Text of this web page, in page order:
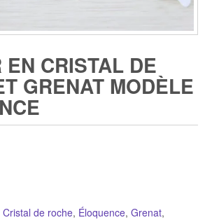
CRISTAL DE
GRENAT MODÈLE
Cristal de roche, Éloquence, Grenat,